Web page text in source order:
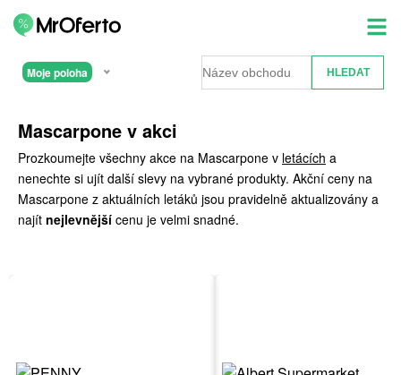
Moje poloha
Mascarpone v akci
Prozkoumejte všechny akce na Mascarpone v letácích a
nenechte si ujít další slevy na vybrané produkty. Akční ceny na
Mascarpone z aktuálních letáků jsou pravidelně aktualizovány a
najít nejlevnější cenu je velmi snadné.